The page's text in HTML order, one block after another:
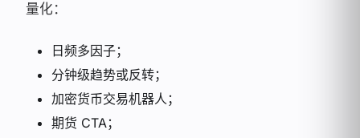
量化：
日频多因子；
分钟级趋势或反转；
加密货币交易机器人；
期货 CTA；